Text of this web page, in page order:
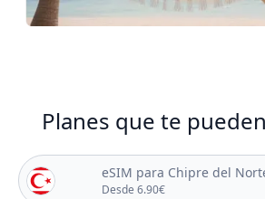
Planes que te
eSIM para Chipre del
Desde 6.90€